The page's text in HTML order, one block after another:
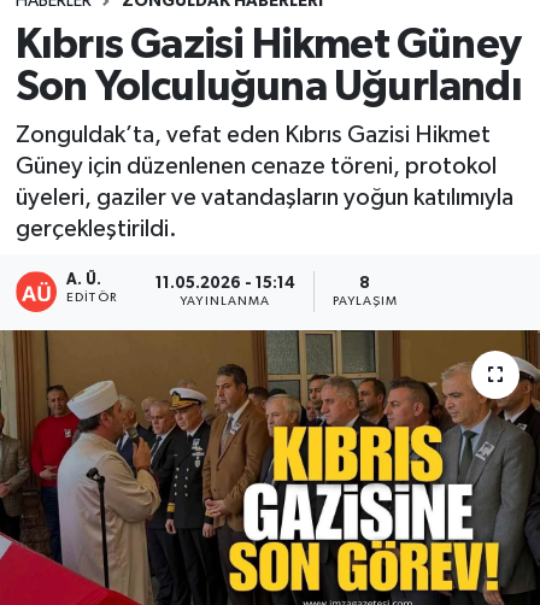
Kıbrıs Gazisi Hikmet Güney
Son Yolculuğuna Uğurlandı
Zonguldak’ta, vefat eden Kıbrıs Gazisi Hikmet
Güney için düzenlenen cenaze töreni, protokol
üyeleri, gaziler ve vatandaşların yoğun katılımıyla
gerçekleştirildi.
A. Ü.
EDITÖR
11.05.2026 - 15:14
YAYINLANMA
8
PAYLAŞIM
DEVREK
DÜZCE
EREĞLİ
GÖKÇEBEY
KARABÜK